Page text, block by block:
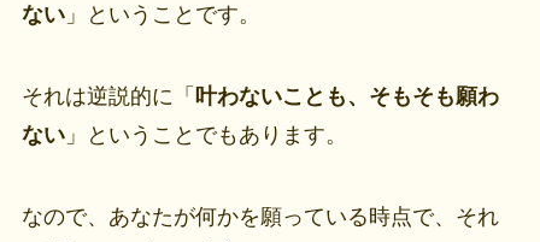
ない」ということです。
それは逆説的に「 叶わないことも、そもそも願わ
ない」ということでもあります。
なので、あなたが何かを願っている時点で、それ